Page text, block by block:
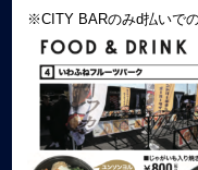
※CITY BARのみd払いで